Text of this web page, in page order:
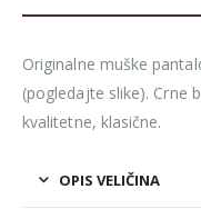
Originalne muške
(pogledajte slike). Crne
kvalitetne, klasične.
OPIS VELIČINA